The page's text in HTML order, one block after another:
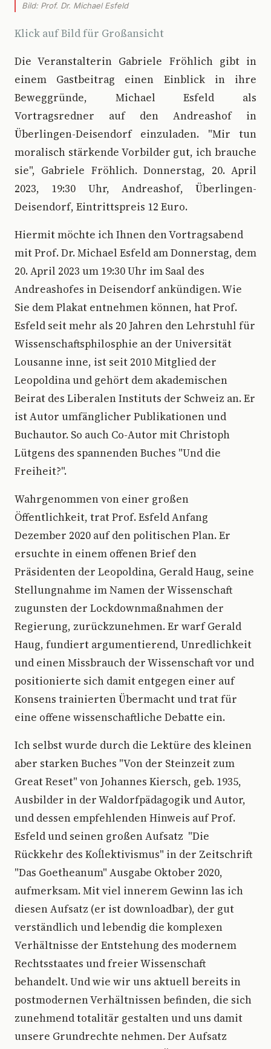
Bild: Prof. Dr. Michael Esfeld
Klick auf Bild für Großansicht
Die Veranstalterin Gabriele Fröhlich gibt in
einem Gastbeitrag einen Einblick in ihre
Beweggründe, Michael Esfeld als
Vortragsredner auf den Andreashof in
Überlingen-Deisendorf einzuladen. "Mir tun
moralisch stärkende Vorbilder gut, ich brauche
sie", Gabriele Fröhlich. Donnerstag, 20. April
2023, 19:30 Uhr, Andreashof, Überlingen-
Deisendorf, Eintrittspreis 12 Euro.
Hiermit möchte ich Ihnen den Vortragsabend
mit Prof. Dr. Michael Esfeld am Donnerstag, dem
20. April 2023 um 19:30 Uhr im Saal des
Andreashofes in Deisendorf ankündigen. Wie
Sie dem Plakat entnehmen können, hat Prof.
Esfeld seit mehr als 20 Jahren den Lehrstuhl für
Wissenschaftsphilosphie an der Universität
Lousanne inne, ist seit 2010 Mitglied der
Leopoldina und gehört dem akademischen
Beirat des Liberalen Instituts der Schweiz an. Er
ist Autor umfänglicher Publikationen und
Buchautor. So auch Co-Autor mit Christoph
Lütgens des spannenden Buches "Und die
Freiheit?".
Wahrgenommen von einer großen
Öffentlichkeit, trat Prof. Esfeld Anfang
Dezember 2020 auf den politischen Plan. Er
ersuchte in einem offenen Brief den
Präsidenten der Leopoldina, Gerald Haug, seine
Stellungnahme im Namen der Wissenschaft
zugunsten der Lockdownmaßnahmen der
Regierung, zurückzunehmen. Er warf Gerald
Haug, fundiert argumentierend, Unredlichkeit
und einen Missbrauch der Wissenschaft vor und
positionierte sich damit entgegen einer auf
Konsens trainierten Übermacht und trat für
eine offene wissenschaftliche Debatte ein.
Ich selbst wurde durch die Lektüre des kleinen
aber starken Buches "Von der Steinzeit zum
Great Reset" von Johannes Kiersch, geb. 1935,
Ausbilder in der Waldorfpädagogik und Autor,
und dessen empfehlenden Hinweis auf Prof.
Esfeld und seinen großen Aufsatz "Die
Rückkehr des Koĺlektivismus" in der Zeitschrift
"Das Goetheanum" Ausgabe Oktober 2020,
aufmerksam. Mit viel innerem Gewinn las ich
diesen Aufsatz (er ist downloadbar), der gut
verständlich und lebendig die komplexen
Verhältnisse der Entstehung des modernem
Rechtsstaates und freier Wissenschaft
behandelt. Und wie wir uns aktuell bereits in
postmodernen Verhältnissen befinden, die sich
zunehmend totalitär gestalten und uns damit
unsere Grundrechte nehmen. Der Aufsatz